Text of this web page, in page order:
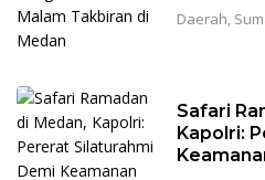
Daerah,
Safari
Kapolri: